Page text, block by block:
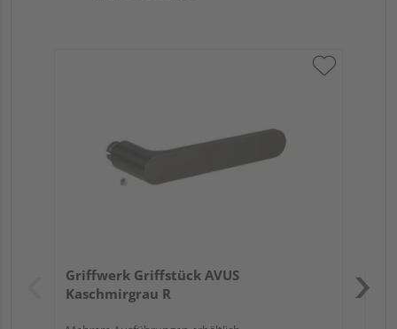
Griffwerk Griffstück AVUS
Kaschmirgrau R